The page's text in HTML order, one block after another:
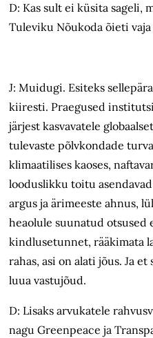
D: Kas sult ei küsita sageli,
Tuleviku Nõukoda õieti vaja
J: Muidugi. Esiteks
kiiresti. Praegused
järjest kasvavatele
tulevaste põlvkondade
klimaatilises kaoses,
looduslikku toitu
argus ja ärimeeste ahnus,
heaolule suunatud otsused
kindlusetunnet, rääkimata
rahas, asi on alati jõus. Ja
luua vastujõud.
D: Lisaks arvukatele
nagu Greenpeace ja